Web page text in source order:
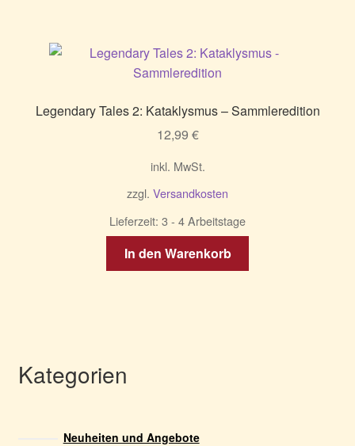
Legendary Tales 2: Kataklysmus – Sammleredition
12,99 €
inkl. MwSt.
zzgl. Versandkosten
Lieferzeit: 3 - 4 Arbeitstage
In den Warenkorb
Kategorien
Neuheiten und Angebote